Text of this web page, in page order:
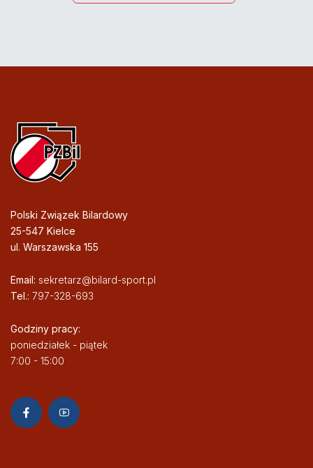
Polski Związek Bilardowy
25-547 Kielce
ul. Warszawska 155
Email: sekretarz@bilard-sport.pl
Tel.: 797-328-693
Godziny pracy:
poniedziałek - piątek
7:00 - 15:00